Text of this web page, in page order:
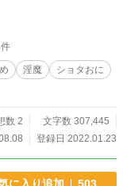
淫魔
ショタおに
数 2
文字数 307,445
登録日 2022.01.23